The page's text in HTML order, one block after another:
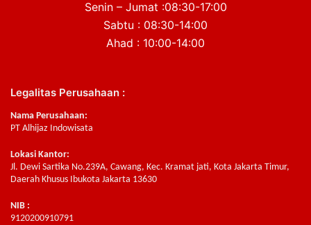
Senin – Jumat :08:30-17:00
Sabtu : 08:30-14:00
Ahad : 10:00-14:00
Legalitas Perusahaan :
Nama Perusahaan:
PT Alhijaz Indowisata
Lokasi Kantor:
Jl. Dewi Sartika No.239A, Cawang, Kec. Kramat jati, Kota Jakarta Timur,
Daerah Khusus Ibukota Jakarta 13630
NIB :
9120200910791